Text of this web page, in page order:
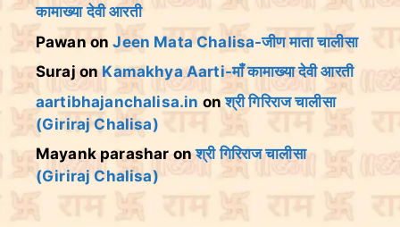
कामाख्या देवी आरती
Pawan onJeen Mata Chalisa-जीण माता चालीसा
SurajonKamakhya Aarti-माँ कामाख्या देवी आरती
aartibhajanchalisa.in onश्री गिरिराज चालीसा
(Giriraj Chalisa)
Mayank parashar onश्री गिरिराज चालीसा
(Giriraj Chalisa)